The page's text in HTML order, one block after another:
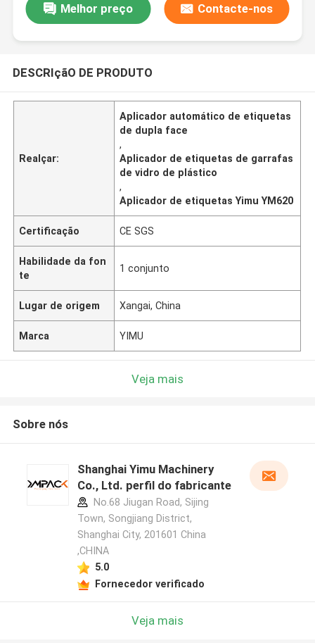
Melhor preço Contacte-nos
DESCRIçãO DE PRODUTO
Realçar:
Aplicador automático de etiquetas
de dupla face
,
Aplicador de etiquetas de garrafas
de vidro de plástico
,
Aplicador de etiquetas Yimu YM620
Certificação CE SGS
Habilidade da fon
te
1 conjunto
Lugar de origem Xangai, China
Marca YIMU
Veja mais
Sobre nós
Shanghai Yimu Machinery
Co., Ltd. perfil do fabricante
No.68 Jiugan Road, Sijing
Town, Songjiang District,
Shanghai City, 201601 China
,CHINA
5.0
Fornecedor verificado
Veja mais